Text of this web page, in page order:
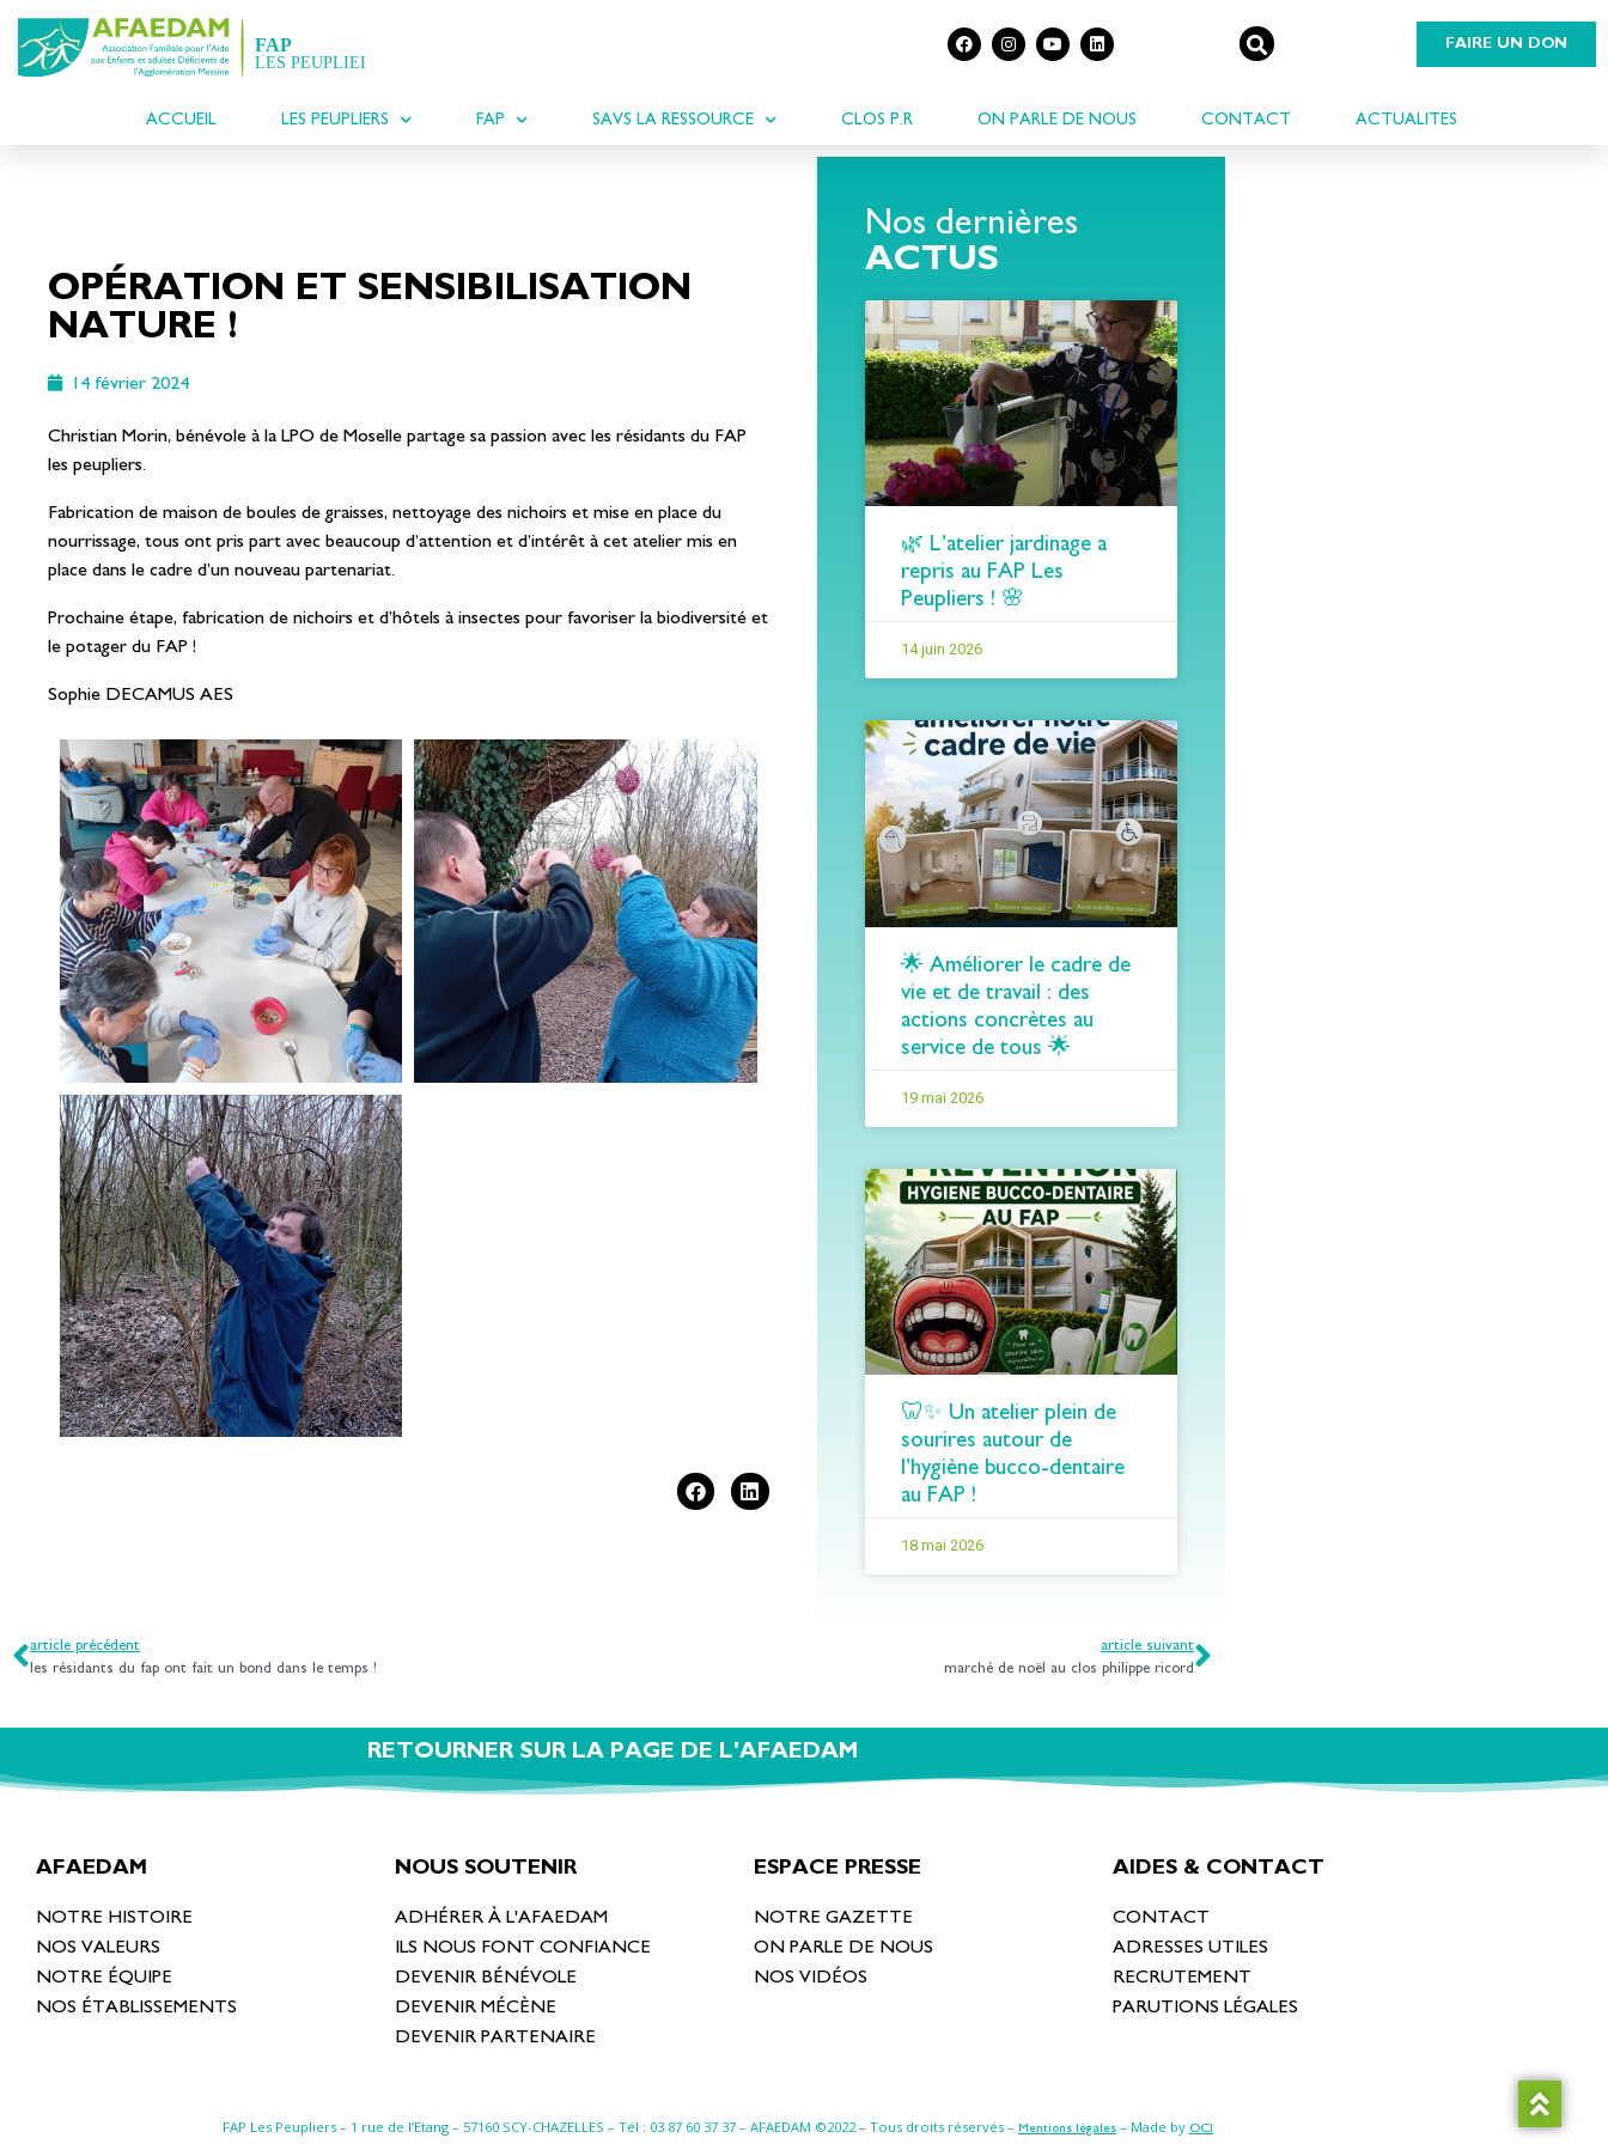
FAIRE UN DON
ACCUEIL LES PEUPLIERS FAP SAVS LA RESSOURCE CLOS P.R ON PARLE DE NOUS CONTACT ACTUALITES
OPÉRATION ET SENSIBILISATION
NATURE !
14 février 2024
Christian Morin, bénévole à la LPO de Moselle partage sa passion avec les résidants du FAP
les peupliers.
Fabrication de maison de boules de graisses, nettoyage des nichoirs et mise en place du
nourrissage, tous ont pris part avec beaucoup d’attention et d’intérêt à cet atelier mis en
place dans le cadre d’un nouveau partenariat.
Prochaine étape, fabrication de nichoirs et d’hôtels à insectes pour favoriser la biodiversité et
le potager du FAP !
Sophie DECAMUS AES
Nos dernières
ACTUS
🌿 L’atelier jardinage a
repris au FAP Les
Peupliers ! 🌸
14 juin 2026
🌟 Améliorer le cadre de
vie et de travail : des
actions concrètes au
service de tous 🌟
19 mai 2026
🦷✨ Un atelier plein de
sourires autour de
l’hygiène bucco-dentaire
au FAP !
18 mai 2026
article précédent
les résidants du fap ont fait un bond dans le temps !
article suivant
marché de noël au clos philippe ricord
RETOURNER SUR LA PAGE DE L'AFAEDAM
AFAEDAM
NOTRE HISTOIRE
NOS VALEURS
NOTRE ÉQUIPE
NOS ÉTABLISSEMENTS
NOUS SOUTENIR
ADHÉRER À L'AFAEDAM
ILS NOUS FONT CONFIANCE
DEVENIR BÉNÉVOLE
DEVENIR MÉCÈNE
DEVENIR PARTENAIRE
ESPACE PRESSE
NOTRE GAZETTE
ON PARLE DE NOUS
NOS VIDÉOS
AIDES & CONTACT
CONTACT
ADRESSES UTILES
RECRUTEMENT
PARUTIONS LÉGALES
FAP Les Peupliers – 1 rue de l’Etang – 57160 SCY-CHAZELLES – Tél : 03 87 60 37 37 – AFAEDAM ©2022 – Tous droits réservés – Mentions légales – Made by OCI